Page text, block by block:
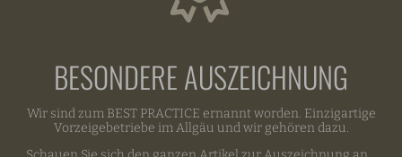
BESONDERE AUSZEICHNUNG
Wir sind zum BEST PRACTICE ernannt worden. Einzigartige
Vorzeigebetriebe im Allgäu und wir gehören dazu.